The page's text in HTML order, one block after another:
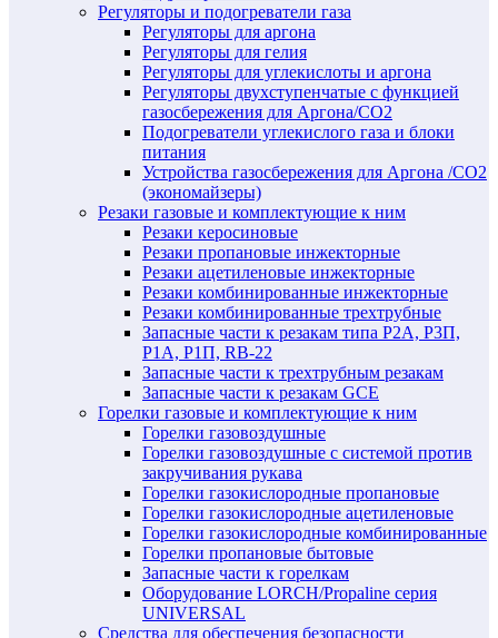
Регуляторы и подогреватели газа
Регуляторы для аргона
Регуляторы для гелия
Регуляторы для углекислоты и аргона
Регуляторы двухступенчатые c функцией
газосбережения для Аргона/СО2
Подогреватели углекислого газа и блоки
питания
Устройства газосбережения для Аргона /СО2
(экономайзеры)
Резаки газовые и комплектующие к ним
Резаки керосиновые
Резаки пропановые инжекторные
Резаки ацетиленовые инжекторные
Резаки комбинированные инжекторные
Резаки комбинированные трехтрубные
Запасные части к резакам типа Р2А, Р3П,
Р1А, Р1П, RB-22
Запасные части к трехтрубным резакам
Запасные части к резакам GCE
Горелки газовые и комплектующие к ним
Горелки газовоздушные
Горелки газовоздушные с системой против
закручивания рукава
Горелки газокислородные пропановые
Горелки газокислородные ацетиленовые
Горелки газокислородные комбинированные
Горелки пропановые бытовые
Запасные части к горелкам
Оборудование LORCH/Propaline серия
UNIVERSAL
Средства для обеспечения безопасности